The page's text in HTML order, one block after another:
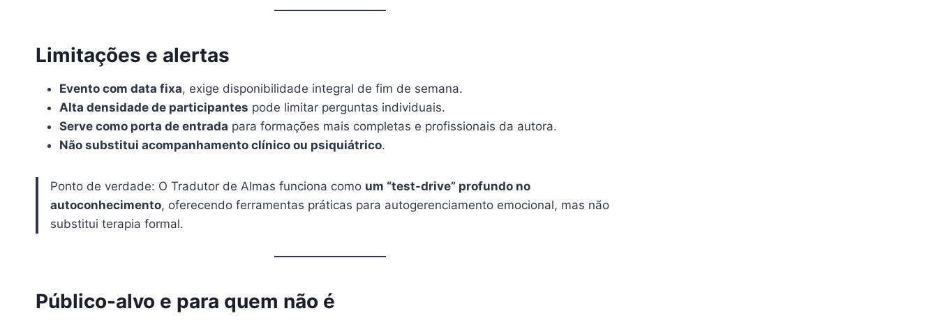
Limitações e alertas
Evento com data fixa, exige disponibilidade integral de fim de semana.
Alta densidade de participantes pode limitar perguntas individuais.
Serve como porta de entrada para formações mais completas e profissionais da autora.
Não substitui acompanhamento clínico ou psiquiátrico.
Ponto de verdade: O Tradutor de Almas funciona como um “test-drive” profundo no
autoconhecimento, oferecendo ferramentas práticas para autogerenciamento emocional, mas não
substitui terapia formal.
Público-alvo e para quem não é